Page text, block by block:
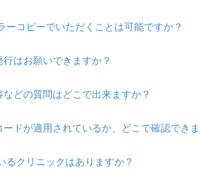
ーコピーでいただくことは可能ですか？
はお願いできますか？
どの質問はどこで出来ますか？
ドが適用されているか、どこで確認でき
るクリニックはありますか？